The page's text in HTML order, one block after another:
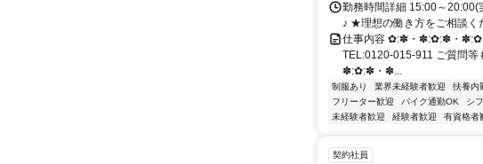
勤務時間詳細 15:00～20:00(
♪ ★理想の働き方をご相談く
仕事内容 ✿:✽・✽:✿:✽・
TEL:0120-015-911 ご質問
✽:✿:✽・✽...
制服あり 業界未経験者歓迎 扶養内
フリーター歓迎
バイク通勤OK シ
未経験者歓迎
経験者歓迎 有資格者
契約社員